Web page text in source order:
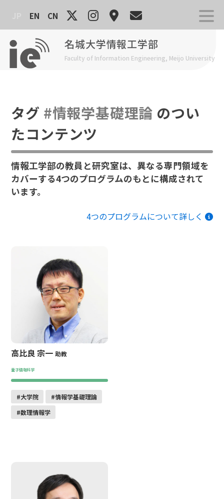
content
名城大学情報工学部
Faculty of Information Engineering, Meijo University
EN CN
タグ #情報学基礎理論 のつい
たコンテンツ
情報工学部の教員と研究室は、異なる専門領域を
カバーする4つのプログラムのもとに構成されて
います。
4つのプログラムについて詳しく
高比良 宗一助教
量子情報科学
#大学院
#情報学基礎理論
#数理情報学